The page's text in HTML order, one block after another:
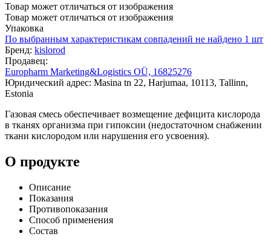
Товар может отличаться от изображения
Товар может отличаться от изображения
Упаковка
По выбранным характеристикам совпадений не найдено 1 шт
Бренд: kislorod
Продавец:
Europharm Marketing&Logistics OÜ, 16825276
Юридический адрес: Masina tn 22, Harjumaa, 10113, Tallinn,
Estonia
Газовая смесь обеспечивает возмещение дефицита кислорода
в тканях организма при гипоксии (недостаточном снабжении
ткани кислородом или нарушения его усвоения).
О продукте
Описание
Показания
Противопоказания
Способ применения
Состав